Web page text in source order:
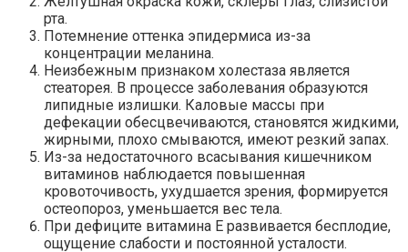
рта.
Потемнение оттенка эпидермиса из-за
концентрации меланина.
Неизбежным признаком холестаза является
стеаторея. В процессе заболевания образуются
липидные излишки. Каловые массы при
дефекации обесцвечиваются, становятся жидкими,
жирными, плохо смываются, имеют резкий запах.
Из-за недостаточного всасывания кишечником
витаминов наблюдается повышенная
кровоточивость, ухудшается зрения, формируется
остеопороз, уменьшается вес тела.
При дефиците витамина E развивается бесплодие,
ощущение слабости и постоянной усталости.